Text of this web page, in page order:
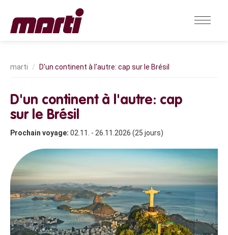
D'un continent à l'autre: cap sur le Brésil
D'un continent à l'autre: cap
sur le Brésil
Prochain voyage: 02.11. - 26.11.2026 (25 jours)